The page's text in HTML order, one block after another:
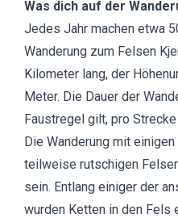
Was dich auf der
Jedes Jahr machen etwa
Wanderung zum Felsen
Kilometer lang, der
Meter. Die Dauer der
Faustregel gilt, pro
Die Wanderung mit
teilweise rutschigen
sein. Entlang einiger der
wurden Ketten in den Fels